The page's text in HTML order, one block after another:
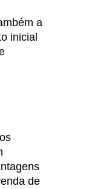
a
inicial
de